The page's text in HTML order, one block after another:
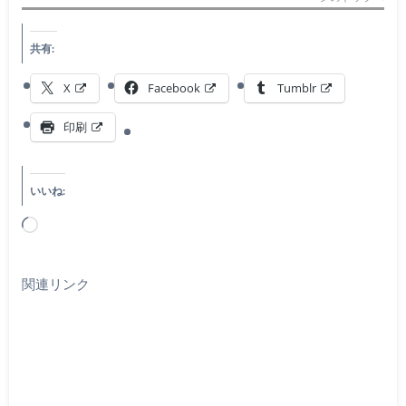
共有:
X Facebook Tumblr
印刷
いいね:
読
み
関連リンク